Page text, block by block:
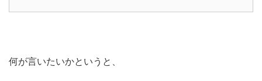
何が言いたいかというと、